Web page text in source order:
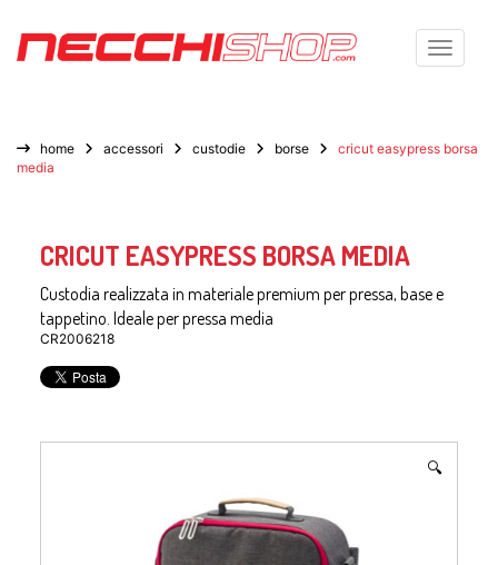
Toggle
home accessori custodie borse
cricut easypress borsa
media
CRICUT EASYPRESS BORSA MEDIA
Custodia realizzata in materiale premium per pressa, base e
tappetino. Ideale per pressa media
CR2006218
🔍